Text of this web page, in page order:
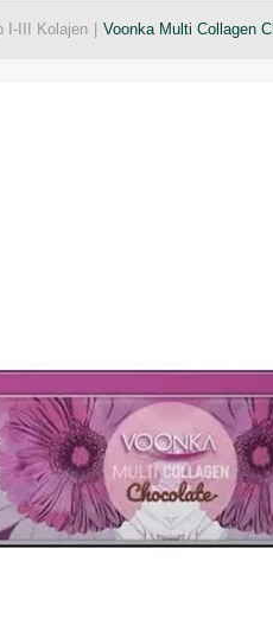
I-III Kolajen Voonka Multi Collagen